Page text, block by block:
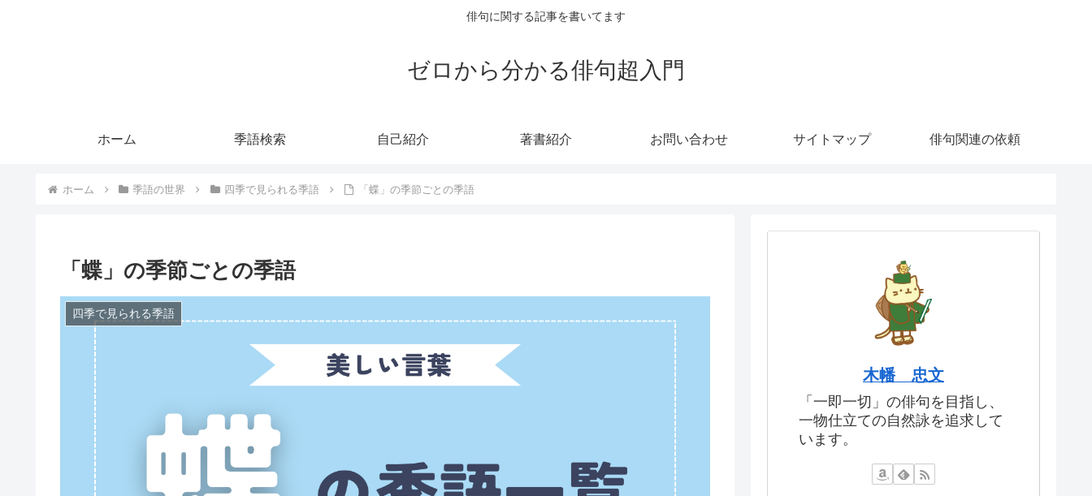
俳句に関する記事を書いてます
ゼロから分かる俳句超入門
ホーム 季語検索 自己紹介 著書紹介 お問い合わせ サイトマップ 俳句関連の依頼
ホーム 季語の世界 四季で見られる季語 「蝶」の季節ごとの季語
「蝶」の季節ごとの季語
四季で見られる季語
木幡 忠文
「一即一切」の俳句を目指し、
一物仕立ての自然詠を追求して
います。